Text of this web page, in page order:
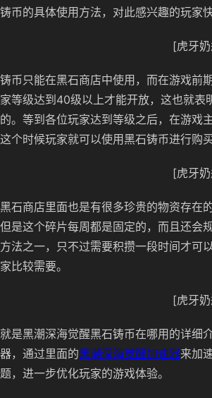
币的具体使用方法，对此感兴趣的玩家
[虎牙
币只能在黑石商店中使用，而在游戏前
等级达到40级以上才能开放，这也就
。等到各位玩家达到等级之后，在游戏
个时候玩家就可以使用黑石铸币进行购买
[虎牙
石商店里面也是有很多珍贵的物资存在
是这个碎片每周都是固定的，而且还会
法之一，只不过需要积攒一段时间才可
比较需要。
[虎牙
是黑潮深海觉醒黑石铸币在哪用的详细
，通过里面的黑潮深海觉醒加速器来加
，进一步优化玩家的游戏体验。